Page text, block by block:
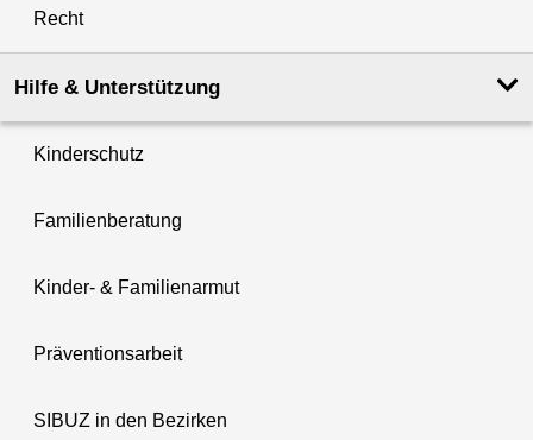
Recht
Hilfe & Unterstützung
Kinderschutz
Familienberatung
Kinder- & Familienarmut
Präventionsarbeit
SIBUZ in den Bezirken